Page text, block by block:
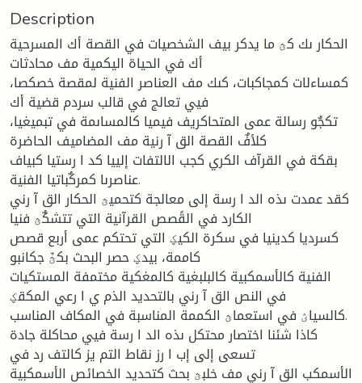
Description
الحكار ىك كؿ ما يدكر بيف الشخصيات في القصة أك المسرحية
أك في الحياة اليكمية مف محادثات
كمساءلات كمجاكبات، كىك مف العناصر الفنية لمقصة خصكصا،
فيي تعالج في قالب سردم قضية أك
تكجٌو رسالة عمى المتحاكريف فيميا كالمساىمة في تبميغيا،
كلأفٌ القصة الق آ رنية مف المضاميف الحاضرة
بقكة في القرآف الكري كجب الالتفات إلييا كد ا رستيا كبياف
عناصرىا كمركٌباتيا الفنية.
كقد عمدت ىذه الد ا رسة إلى معالجة كتحميؿ الحكار الق آ رني
الكارد في القًصص القرآنية التي تتشكٌؿ فنيا
كسرديا كدينيا في سكرة الكيؼ التي تحتكم عمى أربع قصص
كاممة، بيدؼ حصر البحث بكؿٌ جكانبو
الفنية كالأسمكبية كالبلبغية كالمغكية مختمفة المستكيات
في النص الق آ رني بالتحديد الذم ي ا رعي المكقؼ
كالسياؽ في استعماؿ الكممة المناسبة في المكاف المناسب.
كاذا شئنا اختصار محتكل ىذه الد ا رسة فيي محاكلة جادة
تسعى إلى إب ا رز نقاط التم يز كالتف رد في
الأسمكب الق آ رني مف خلبؿ بحث كتحديد الخصائص الأسمكبية